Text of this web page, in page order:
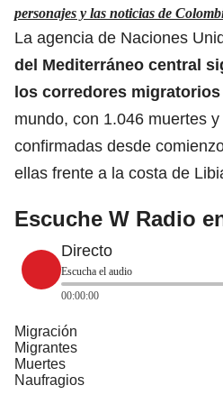
personajes y las noticias de
La agencia de Naciones
del Mediterráneo central
los corredores migratorios
mundo, con 1.046 muertes
confirmadas desde
ellas frente a la costa de
Escuche W Radio
Directo
Escucha el audio
00:00:00
Migración
Migrantes
Muertes
Naufragios